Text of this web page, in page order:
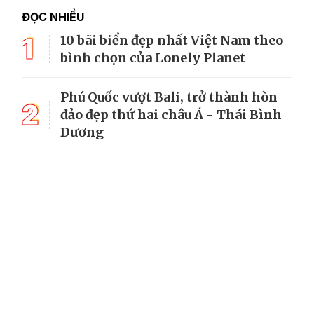
ĐỌC NHIỀU
1
10 bãi biển đẹp nhất Việt Nam theo
bình chọn của Lonely Planet
2
Phú Quốc vượt Bali, trở thành hòn
đảo đẹp thứ hai châu Á - Thái Bình
Dương